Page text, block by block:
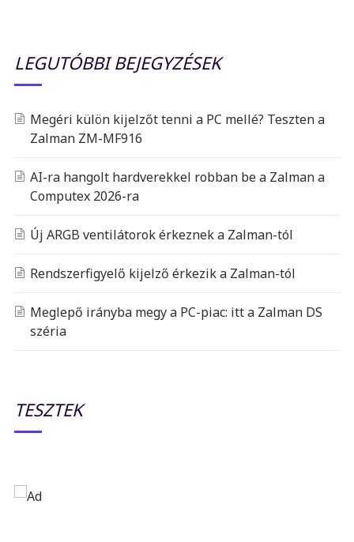
LEGUTÓBBI BEJEGYZÉSEK
Megéri külön kijelzőt tenni a PC mellé? Teszten a
Zalman ZM-MF916
AI-ra hangolt hardverekkel robban be a Zalman a
Computex 2026-ra
Új ARGB ventilátorok érkeznek a Zalman-tól
Rendszerfigyelő kijelző érkezik a Zalman-tól
Meglepő irányba megy a PC-piac: itt a Zalman DS
széria
TESZTEK